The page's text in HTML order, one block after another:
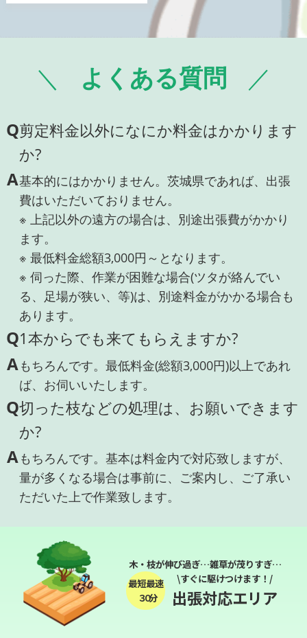
よくある質問
Q剪定料金以外になにか料金はかかります
か?
A基本的にはかかりません。茨城県であれば、出張
費はいただいておりません。
※ 上記以外の遠方の場合は、別途出張費がかかり
ます。
※ 最低料金総額3,000円～となります。
※ 伺った際、作業が困難な場合(ツタが絡んでい
る、足場が狭い、等)は、別途料金がかかる場合も
あります。
Q1本からでも来てもらえますか?
Aもちろんです。最低料金(総額3,000円)以上であれ
ば、お伺いいたします。
Q切った枝などの処理は、お願いできます
か?
Aもちろんです。基本は料金内で対応致しますが、
量が多くなる場合は事前に、ご案内し、ご了承い
ただいた上で作業致します。
木・枝が伸び過ぎ…雑草が茂りすぎ…
最短最速
３０分
\すぐに駆けつけます！/
出張対応エリア